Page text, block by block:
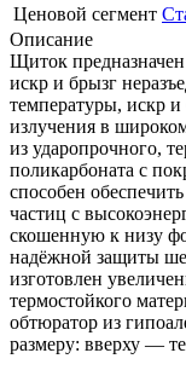
Ценовой сегмент
Описание
Щиток
искр и брызг
температуры, искр
излучения в
из ударопрочного,
поликарбоната с
способен
частиц с
скошенную к низу
надёжной защиты
изготовлен
термостойкого
обтюратор из
размеру: вверху —